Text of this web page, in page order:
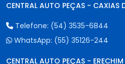
CENTRAL AUTO PEÇAS - CAXIAS
Telefone: (54) 3535-6844
WhatsApp: (55) 35126-244
CENTRAL AUTO PEÇAS - ERECHIM